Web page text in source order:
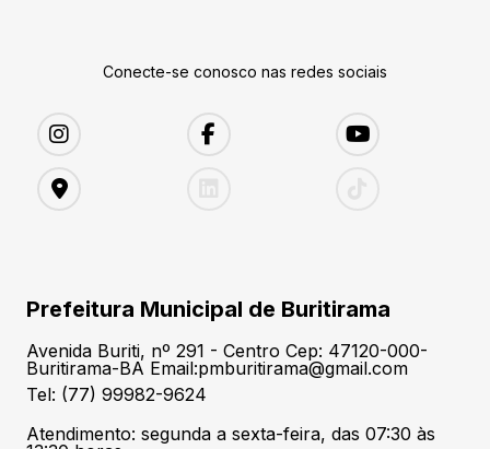
Conecte-se conosco nas redes sociais
Prefeitura Municipal de Buritirama
Avenida Buriti, nº 291 - Centro Cep: 47120-000-
Buritirama-BA Email:pmburitirama@gmail.com
Tel: (77) 99982-9624
Atendimento: segunda a sexta-feira, das 07:30 às